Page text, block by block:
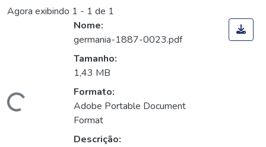
Agora exibindo 1 - 1 de 1
Carregando...
Nome:
germania-1887-0023.pdf
Tamanho:
1,43 MB
Formato:
Adobe Portable Document
Format
Descrição: